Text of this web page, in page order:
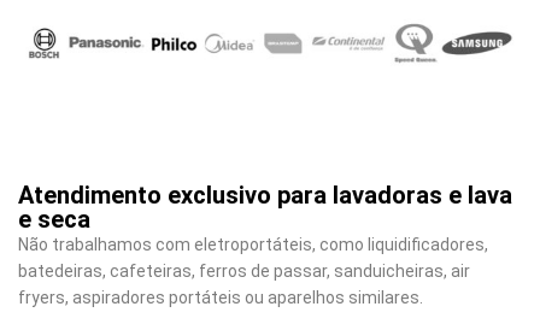
Atendimento exclusivo para lavadoras e lava
e seca
Não trabalhamos com eletroportáteis, como liquidificadores,
batedeiras, cafeteiras, ferros de passar, sanduicheiras, air
fryers, aspiradores portáteis ou aparelhos similares.